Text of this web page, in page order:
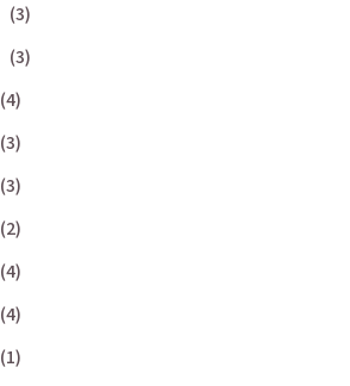
(3)
(3)
(4)
(3)
(3)
(2)
(4)
(4)
(1)